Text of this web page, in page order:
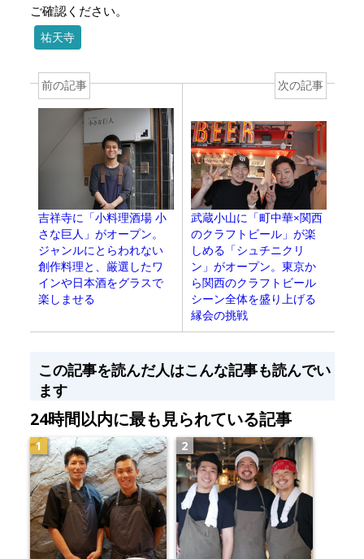
ご確認ください。
祐天寺
前の記事
吉祥寺に「小料理酒場 小
さな巨人」がオープン。
ジャンルにとらわれない
創作料理と、厳選したワ
インや日本酒をグラスで
楽しませる
次の記事
武蔵小山に「町中華×関西
のクラフトビール」が楽
しめる「シュチニクリ
ン」がオープン。東京か
ら関西のクラフトビール
シーン全体を盛り上げる
縁会の挑戦
この記事を読んだ人はこんな記事も読んでい
ます
24時間以内に最も見られている記事